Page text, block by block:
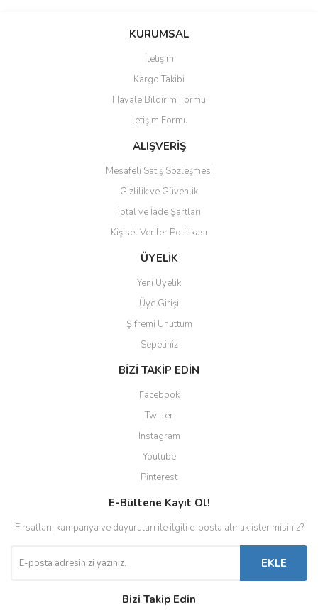
Bu ürüne ilk yorumu siz yapın!
Ürün resmi kalitesiz, bozuk veya görüntülenemiyor.
Ürün açıklamasında eksik bilgiler bulunuyor.
Ürün bilgilerinde hatalar bulunuyor.
Ürün fiyatı diğer sitelerden daha pahalı.
Gönder
KURUMSAL
İletişim
Kargo Takibi
Havale Bildirim Formu
İletişim Formu
ALIŞVERİŞ
Mesafeli Satış Sözleşmesi
Gizlilik ve Güvenlik
İptal ve İade Şartları
Kişisel Veriler Politikası
ÜYELİK
Yeni Üyelik
Üye Girişi
Şifremi Unuttum
Sepetiniz
BİZİ TAKİP EDİN
Facebook
Twitter
Instagram
Youtube
Pinterest
E-Bültene Kayıt Ol!
Fırsatları, kampanya ve duyuruları ile ilgili e-posta almak ister misiniz?
EKLE
Bizi Takip Edin